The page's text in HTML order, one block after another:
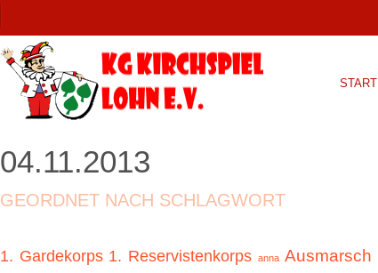
START
04.11.2013
GEORDNET NACH SCHLAGWORT
1. Gardekorps 1. Reservistenkorps anna Ausmarsch